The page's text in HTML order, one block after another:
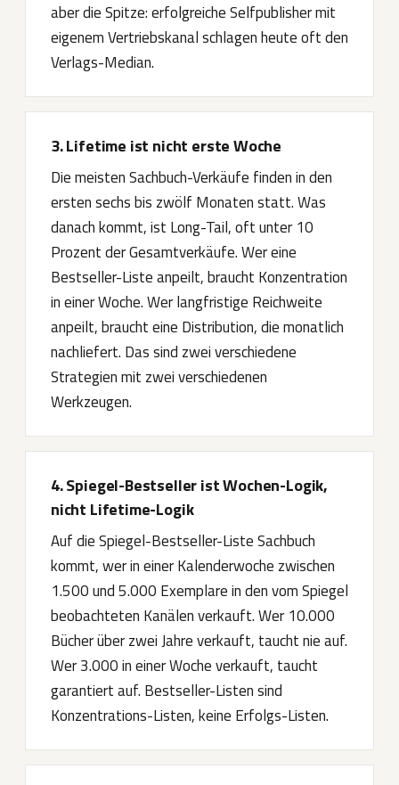
aber die Spitze: erfolgreiche Selfpublisher mit
eigenem Vertriebskanal schlagen heute oft den
Verlags-Median.
3. Lifetime ist nicht erste Woche
Die meisten Sachbuch-Verkäufe finden in den
ersten sechs bis zwölf Monaten statt. Was
danach kommt, ist Long-Tail, oft unter 10
Prozent der Gesamtverkäufe. Wer eine
Bestseller-Liste anpeilt, braucht Konzentration
in einer Woche. Wer langfristige Reichweite
anpeilt, braucht eine Distribution, die monatlich
nachliefert. Das sind zwei verschiedene
Strategien mit zwei verschiedenen
Werkzeugen.
4. Spiegel-Bestseller ist Wochen-Logik,
nicht Lifetime-Logik
Auf die Spiegel-Bestseller-Liste Sachbuch
kommt, wer in einer Kalenderwoche zwischen
1.500 und 5.000 Exemplare in den vom Spiegel
beobachteten Kanälen verkauft. Wer 10.000
Bücher über zwei Jahre verkauft, taucht nie auf.
Wer 3.000 in einer Woche verkauft, taucht
garantiert auf. Bestseller-Listen sind
Konzentrations-Listen, keine Erfolgs-Listen.